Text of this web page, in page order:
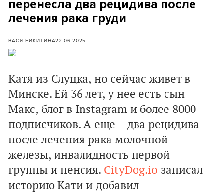
перенесла два рецидива после
лечения рака груди
ВАСЯ НИКИТИНА22.06.2025
Катя из Слуцка, но сейчас живет в
Минске. Ей 36 лет, у нее есть сын
Макс, блог в Instagram и более 8000
подписчиков. А еще – два рецидива
после лечения рака молочной
железы, инвалидность первой
группы и пенсия. CityDog.io записал
историю Кати и добавил